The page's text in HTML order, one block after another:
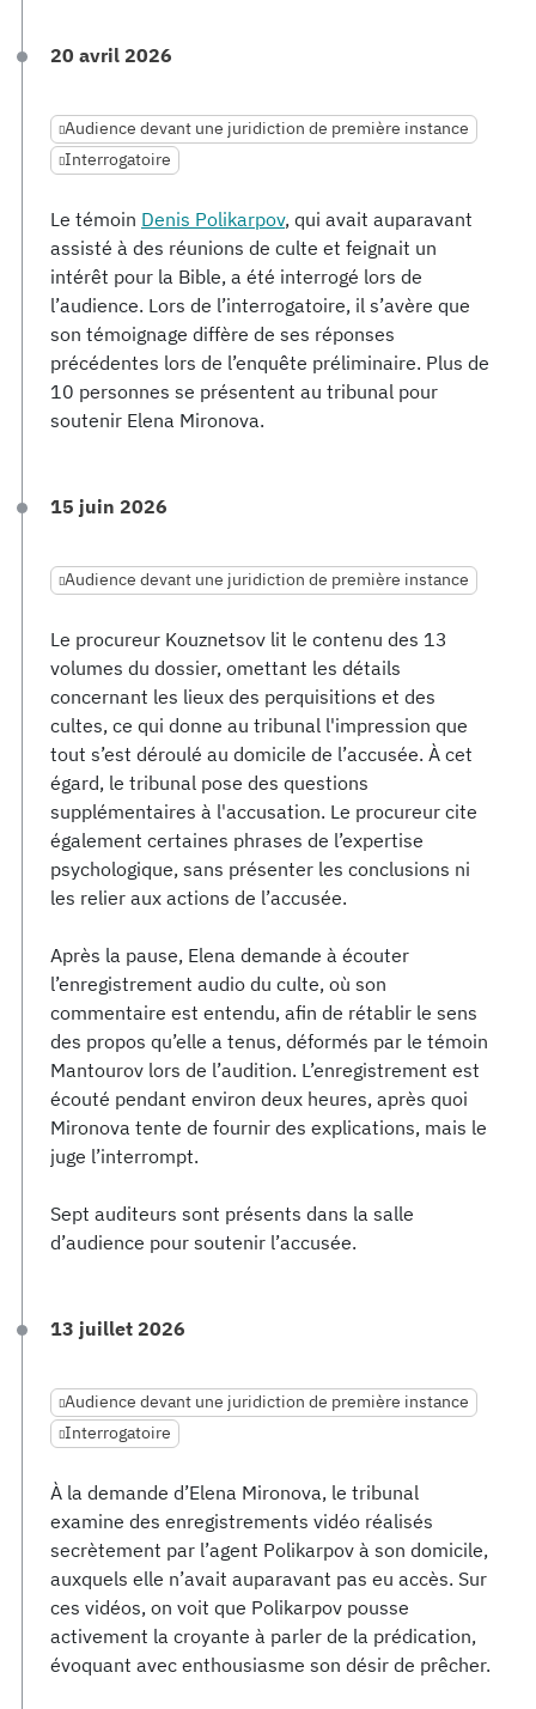
20 avril 2026
Audience devant une juridiction de première instance
Interrogatoire
Le témoin Denis Polikarpov, qui avait auparavant
assisté à des réunions de culte et feignait un
intérêt pour la Bible, a été interrogé lors de
l’audience. Lors de l’interrogatoire, il s’avère que
son témoignage diffère de ses réponses
précédentes lors de l’enquête préliminaire. Plus de
10 personnes se présentent au tribunal pour
soutenir Elena Mironova.
15 juin 2026
Audience devant une juridiction de première instance
Le procureur Kouznetsov lit le contenu des 13
volumes du dossier, omettant les détails
concernant les lieux des perquisitions et des
cultes, ce qui donne au tribunal l'impression que
tout s’est déroulé au domicile de l’accusée. À cet
égard, le tribunal pose des questions
supplémentaires à l'accusation. Le procureur cite
également certaines phrases de l’expertise
psychologique, sans présenter les conclusions ni
les relier aux actions de l’accusée.
Après la pause, Elena demande à écouter
l’enregistrement audio du culte, où son
commentaire est entendu, afin de rétablir le sens
des propos qu’elle a tenus, déformés par le témoin
Mantourov lors de l’audition. L’enregistrement est
écouté pendant environ deux heures, après quoi
Mironova tente de fournir des explications, mais le
juge l’interrompt.
Sept auditeurs sont présents dans la salle
d’audience pour soutenir l’accusée.
13 juillet 2026
Audience devant une juridiction de première instance
Interrogatoire
À la demande d’Elena Mironova, le tribunal
examine des enregistrements vidéo réalisés
secrètement par l’agent Polikarpov à son domicile,
auxquels elle n’avait auparavant pas eu accès. Sur
ces vidéos, on voit que Polikarpov pousse
activement la croyante à parler de la prédication,
évoquant avec enthousiasme son désir de prêcher.